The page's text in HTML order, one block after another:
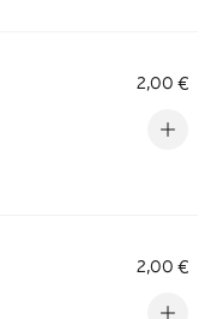
2,00 €
2,00 €